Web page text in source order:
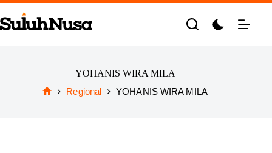
Skip
to
content
YOHANIS WIRA MILA
Regional YOHANIS WIRA MILA